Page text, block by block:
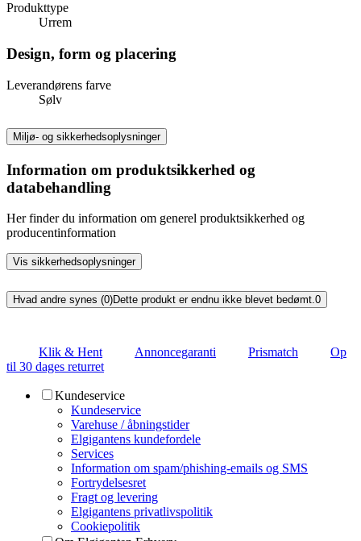
Produkttype
Urrem
Design, form og placering
Leverandørens farve
Sølv
Miljø- og sikkerhedsoplysninger
Information om produktsikkerhed og
databehandling
Her finder du information om generel produktsikkerhed og
producentinformation
Vis sikkerhedsoplysninger
Hvad andre synes (0)Dette produkt er endnu ikke blevet bedømt.0
Klik & Hent Annoncegaranti Prismatch
Op
til 30 dages returret
Kundeservice
Kundeservice
Varehuse / åbningstider
Elgigantens kundefordele
Services
Information om spam/phishing-emails og SMS
Fortrydelsesret
Fragt og levering
Elgigantens privatlivspolitik
Cookiepolitik